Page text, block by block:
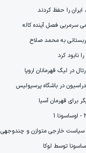
را حفظ کردند
سرمربی فصل آینده کاله
به محمد صلاح
نابود کرد
در لیگ قهرمانان اروپا
در باشگاه پرسپولیس
قهرمان آسیا
سیاست خارجی متوازن و چندوجهی
توسط لوکا